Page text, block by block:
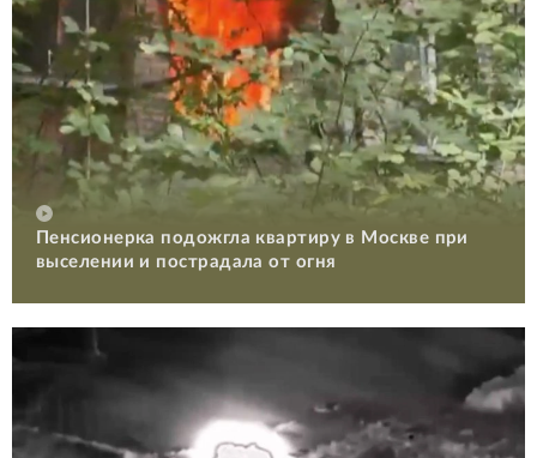
Пенсионерка подожгла квартиру в Москве при
выселении и пострадала от огня